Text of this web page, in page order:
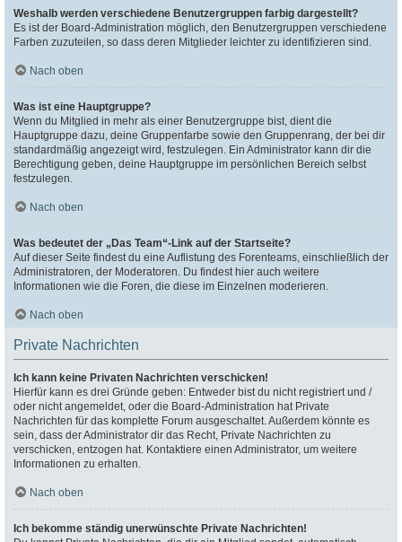
Weshalb werden verschiedene Benutzergruppen farbig dargestellt?
Es ist der Board-Administration möglich, den Benutzergruppen verschiedene
Farben zuzuteilen, so dass deren Mitglieder leichter zu identifizieren sind.
Nach oben
Was ist eine Hauptgruppe?
Wenn du Mitglied in mehr als einer Benutzergruppe bist, dient die
Hauptgruppe dazu, deine Gruppenfarbe sowie den Gruppenrang, der bei dir
standardmäßig angezeigt wird, festzulegen. Ein Administrator kann dir die
Berechtigung geben, deine Hauptgruppe im persönlichen Bereich selbst
festzulegen.
Nach oben
Was bedeutet der „Das Team“-Link auf der Startseite?
Auf dieser Seite findest du eine Auflistung des Forenteams, einschließlich der
Administratoren, der Moderatoren. Du findest hier auch weitere
Informationen wie die Foren, die diese im Einzelnen moderieren.
Nach oben
Private Nachrichten
Ich kann keine Privaten Nachrichten verschicken!
Hierfür kann es drei Gründe geben: Entweder bist du nicht registriert und /
oder nicht angemeldet, oder die Board-Administration hat Private
Nachrichten für das komplette Forum ausgeschaltet. Außerdem könnte es
sein, dass der Administrator dir das Recht, Private Nachrichten zu
verschicken, entzogen hat. Kontaktiere einen Administrator, um weitere
Informationen zu erhalten.
Nach oben
Ich bekomme ständig unerwünschte Private Nachrichten!